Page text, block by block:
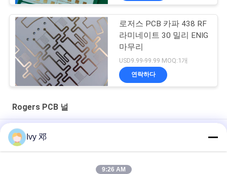
로저스 PCB 카파 438 RF
라미네이트 30 밀리 ENIG
마무리
USD9.99-99.99 MOQ:1개
연락하다
Rogers PCB 널
로저스 5870 다층 UL 로저스 PCB 보드 유리 마이크로 섬유 강화
PTFEIvy 邓
9:26 AM